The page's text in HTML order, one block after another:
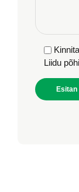
Liidu